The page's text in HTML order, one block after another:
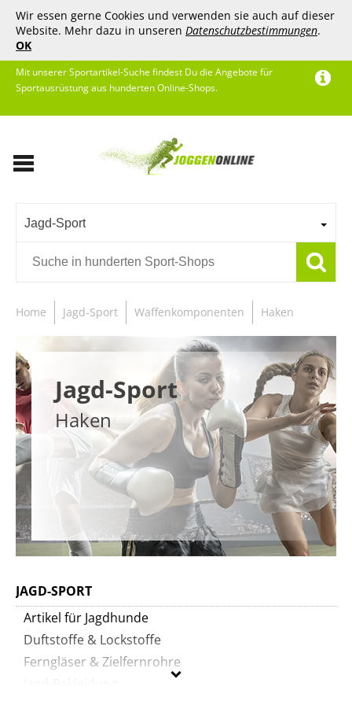
Wir essen gerne Cookies und verwenden sie auch auf dieser
Website. Mehr dazu in unseren Datenschutzbestimmungen.
OK
Mit unserer Sportartikel-Suche findest Du die Angebote für
Sportausrüstung aus hunderten Online-Shops.
Jagd-Sport
Home Jagd-Sport Waffenkomponenten Haken
Jagd-Sport
Haken
JAGD-SPORT
Artikel für Jagdhunde
Duftstoffe & Lockstoffe
Ferngläser & Zielfernrohre